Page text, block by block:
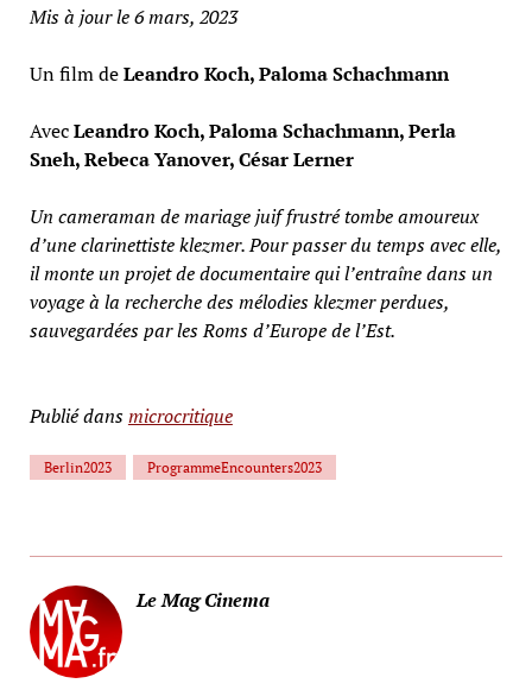
Mis à jour le 6 mars, 2023
Un film deLeandro Koch, Paloma Schachmann
AvecLeandro Koch, Paloma Schachmann, Perla
Sneh, Rebeca Yanover, César Lerner
Un cameraman de mariage juif frustré tombe amoureux
d’une clarinettiste klezmer. Pour passer du temps avec elle,
il monte un projet de documentaire qui l’entraîne dans un
voyage à la recherche des mélodies klezmer perdues,
sauvegardées par les Roms d’Europe de l’Est.
Publié dansmicrocritique
Berlin2023 ProgrammeEncounters2023
Le Mag Cinema